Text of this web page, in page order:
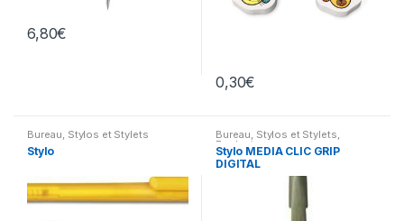
6,80€
0,30€
Bureau, Stylos et Stylets
Stylo
Bureau, Stylos et Stylets,
Ecologie
Stylo MEDIA CLIC GRIP
DIGITAL